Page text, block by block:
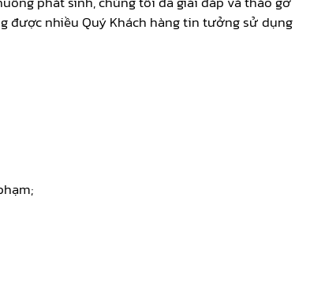
được nhiều Quý Khách hàng tin tưởng sử dụng